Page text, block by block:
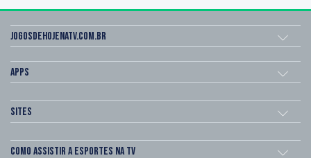
Jogosdehojenatv.com.br
Apps
Sites
Como assistir a esportes na TV